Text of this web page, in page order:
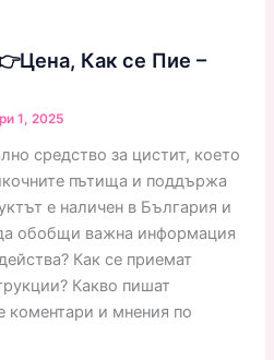
Как се Пие –
1, 2025
средство за цистит, което
пътища и поддържа
е наличен в България и
обобщи важна информация
Как се приемат
Какво пишат
коментари и мнения по